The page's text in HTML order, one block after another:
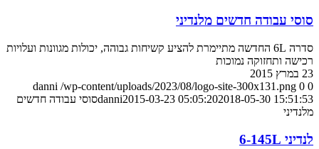
סוסי עבודה חדשים מלנדיני
סדרה 6L החדשה מתיימרת להציע קשיחות גבוהה, יכולות מגוונות ועלויות
רכישה ותחזוקה נמוכות
23 במרץ 2015
0
0
danni /wp-content/uploads/2023/08/logo-site-300x131.png
danni2015-03-23 05:05:202018-05-30 15:51:53
סוסי עבודה חדשים
מלנדיני
לנדיני 6-145L